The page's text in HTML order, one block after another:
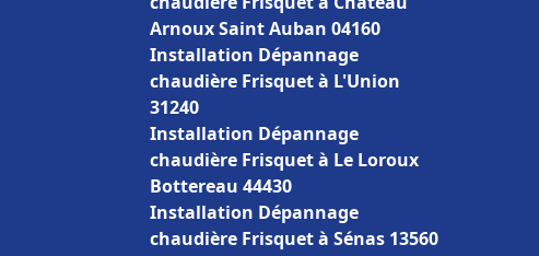
Arnoux Saint Auban 04160
Installation Dépannage
chaudière Frisquet à L'Union
31240
Installation Dépannage
chaudière Frisquet à Le Loroux
Bottereau 44430
Installation Dépannage
chaudière Frisquet à Sénas 13560